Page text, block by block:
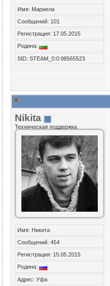
Имя: Мариела
Сообщений: 101
Регистрация: 17.05.2015
Родина:
SID: STEAM_0:0:98565523
Nikita
Техническая поддержка
Имя: Никита
Сообщений: 454
Регистрация: 15.05.2015
Родина:
Адрес: Уфа